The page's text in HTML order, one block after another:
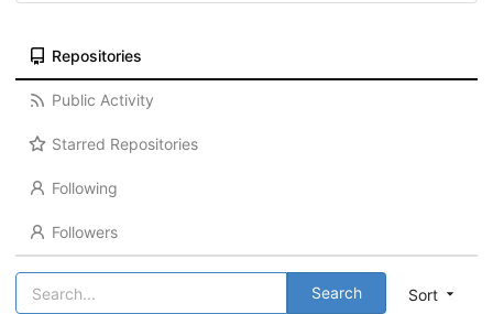
Repositories
Public Activity
Starred Repositories
Following
Followers
Sort
Search